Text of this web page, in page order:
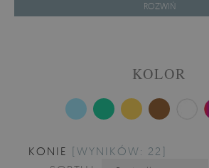
ROZWIŃ
KOLOR
KONIE [WYNIKÓW: 22]